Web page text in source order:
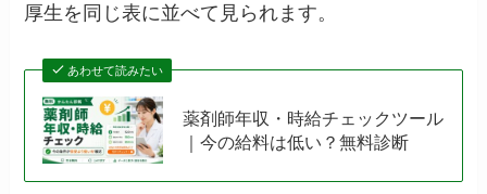
厚生を同じ表に並べて見られます。
あわせて読みたい
薬剤師年収・時給チェックツール
｜今の給料は低い？無料診断